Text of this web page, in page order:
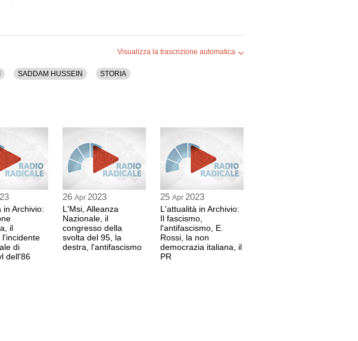
Visualizza la trascrizione automatica
SADDAM HUSSEIN STORIA
in Archivio:
il
l'incidente
di
dell'86
26 Apr 2023
L'Msi, Alleanza
Nazionale, il
congresso della
svolta del 95, la
destra, l'antifascismo
25 Apr 2023
L'attualità in Archivio:
Il fascismo,
l'antifascismo, E.
Rossi, la non
democrazia italiana, il
PR